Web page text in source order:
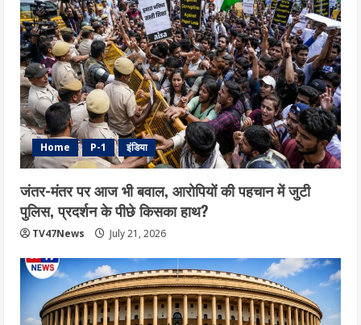
Home P-1 इंडिया
जंतर-मंतर पर आज भी बवाल, आरोपियों की पहचान में जुटी
पुलिस, प्रदर्शन के पीछे किसका हाथ?
TV47News July 21, 2026